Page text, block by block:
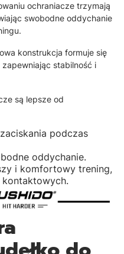
ochraniacze trzymają
swobodne oddychanie
konstrukcja formuje się
stabilność i
są lepsze od
podczas
oddychanie.
i komfortowy trening,